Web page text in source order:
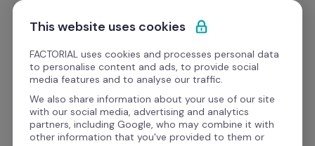
Saltar para o conteúdo
Comece grátis
Factorial Academy
Desempenho da equipa
This website uses cookies
FACTORIAL uses cookies and processes personal data
to personalise content and ads, to provide social
media features and to analyse our traffic.
We also share information about your use of our site
with our social media, advertising and analytics
partners, including Google, who may combine it with
other information that you've provided to them or